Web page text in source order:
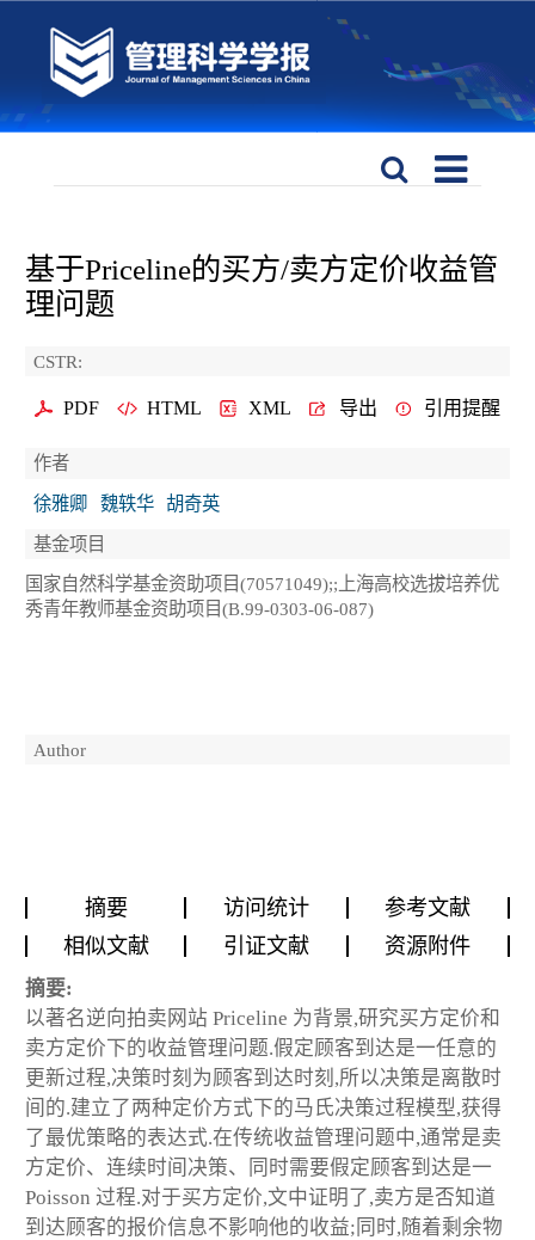
基于Priceline的买方/卖方定价收益管
理问题
CSTR:
PDF HTML XML 导出 引用提醒
作者
徐雅卿
魏轶华
胡奇英
基金项目
国家自然科学基金资助项目(70571049);;上海高校选拔培养优
秀青年教师基金资助项目(B.99-0303-06-087)
Author
摘要 访问统计
参考文献
相似文献
引证文献 资源附件
摘要:
以著名逆向拍卖网站 Priceline 为背景,研究买方定价和
卖方定价下的收益管理问题.假定顾客到达是一任意的
更新过程,决策时刻为顾客到达时刻,所以决策是离散时
间的.建立了两种定价方式下的马氏决策过程模型,获得
了最优策略的表达式.在传统收益管理问题中,通常是卖
方定价、连续时间决策、同时需要假定顾客到达是一
Poisson 过程.对于买方定价,文中证明了,卖方是否知道
到达顾客的报价信息不影响他的收益;同时,随着剩余物